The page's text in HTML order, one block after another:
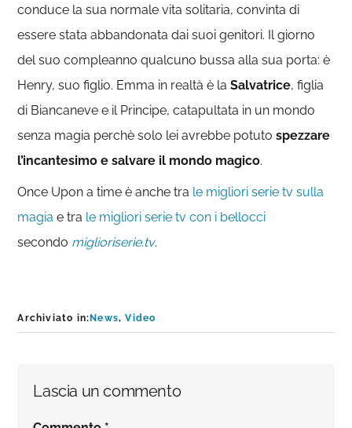
conduce la sua normale vita solitaria, convinta di
essere stata abbandonata dai suoi genitori. Il giorno
del suo compleanno qualcuno bussa alla sua porta: è
Henry, suo figlio. Emma in realtà è laSalvatrice, figlia
di Biancaneve e il Principe, catapultata in un mondo
senza magia perchè solo lei avrebbe potuto spezzare
l’incantesimo e salvare il mondo magico.
Once Upon a time è anche tra le migliori serie tv sulla
magia e tra le migliori serie tv con i bellocci
secondo miglioriserie.tv.
Archiviato in: News,Video
Interazioni
del
Lascia un commento